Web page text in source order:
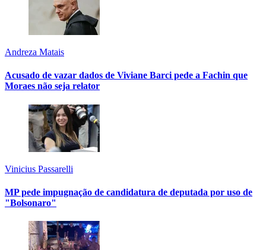
Andreza Matais
Acusado de vazar dados de Viviane Barci pede a Fachin que
Moraes não seja relator
Vinicius Passarelli
MP pede impugnação de candidatura de deputada por uso de
"Bolsonaro"